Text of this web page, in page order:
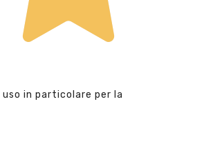
in particolare per la